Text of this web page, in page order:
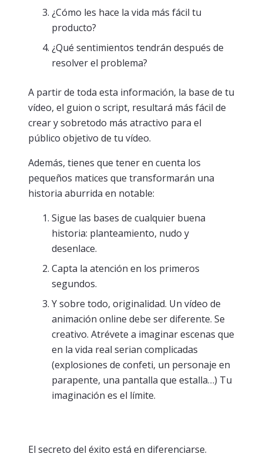
¿Cómo les hace la vida más fácil tu
producto?
¿Qué sentimientos tendrán después de
resolver el problema?
A partir de toda esta información, la base de tu
vídeo, el guion o script, resultará más fácil de
crear y sobretodo más atractivo para el
público objetivo de tu vídeo.
Además, tienes que tener en cuenta los
pequeños matices que transformarán una
historia aburrida en notable:
Sigue las bases de cualquier buena
historia: planteamiento, nudo y
desenlace.
Capta la atención en los primeros
segundos.
Y sobre todo, originalidad. Un vídeo de
animación online debe ser diferente. Se
creativo. Atrévete a imaginar escenas que
en la vida real serian complicadas
(explosiones de confeti, un personaje en
parapente, una pantalla que estalla…) Tu
imaginación es el límite.
El secreto del éxito está en diferenciarse.